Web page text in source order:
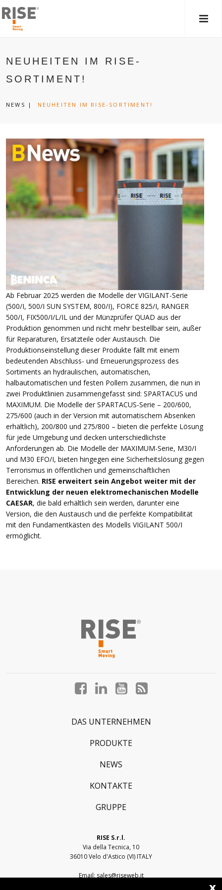
NEUHEITEN IM RISE-
SORTIMENT!
NEWS | NEUHEITEN IM RISE-SORTIMENT!
Ab Februar 2025 werden die Modelle der VIGILANT-Serie
(500/I, 500/I SUN SYSTEM, 800/I), FORCE 825/I, RANGER
500/I, FIX500/I/L/IL und der Münzprüfer QUAD aus der
Produktion genommen und nicht mehr bestellbar sein, außer
für Reparaturen, Ersatzteile oder Austausch. Die
Produktionseinstellung dieser Produkte fällt mit einem
bedeutenden Abschluss- und Erneuerungsprozess des
Sortiments an hydraulischen, automatischen,
halbautomatischen und festen Pollern zusammen, die nun in
zwei Produktlinien zusammengefasst sind: SPARTACUS und
MAXIMUM. Die Modelle der SPARTACUS-Serie – 200/600,
275/600 (auch in der Version mit automatischem Absenken
erhältlich), 200/800 und 275/800 – bieten die perfekte Lösung
für jede Umgebung und decken unterschiedlichste
Anforderungen ab. Die Modelle der MAXIMUM-Serie, M30/I
und M30 EFO/I, bieten hingegen eine Sicherheitslösung gegen
Terrorismus in öffentlichen und gemeinschaftlichen
Bereichen. RISE erweitert sein Angebot weiter mit der
Entwicklung der neuen elektromechanischen Modelle
CAESAR, die bald erhältlich sein werden, darunter eine
Version, die den Austausch und die perfekte Kompatibilität
mit den Fundamentkästen des Modells VIGILANT 500/I
ermöglicht.
FacebookLinkedInYouTubeBlog
DAS UNTERNEHMEN
PRODUKTE
NEWS
KONTAKTE
GRUPPE
RISE S.r.l.
Via della Tecnica, 10
36010 Velo d'Astico (VI) ITALY
Email: sales@riseweb.it